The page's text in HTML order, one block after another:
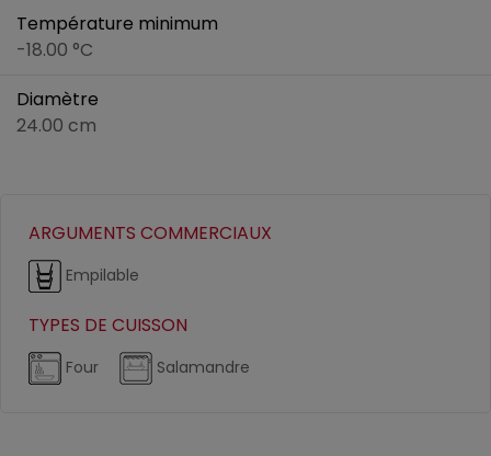
Température minimum
-18.00 °C
Diamètre
24.00 cm
ARGUMENTS COMMERCIAUX
Empilable
TYPES DE CUISSON
Four Salamandre